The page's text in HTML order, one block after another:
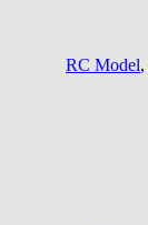
RC Model,